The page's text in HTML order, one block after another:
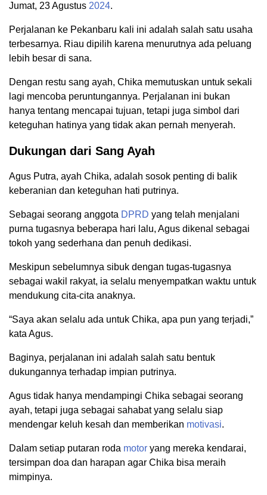
Jumat, 23 Agustus 2024.
Perjalanan ke Pekanbaru kali ini adalah salah satu usaha
terbesarnya. Riau dipilih karena menurutnya ada peluang
lebih besar di sana.
Dengan restu sang ayah, Chika memutuskan untuk sekali
lagi mencoba peruntungannya. Perjalanan ini bukan
hanya tentang mencapai tujuan, tetapi juga simbol dari
keteguhan hatinya yang tidak akan pernah menyerah.
Dukungan dari Sang Ayah
Agus Putra, ayah Chika, adalah sosok penting di balik
keberanian dan keteguhan hati putrinya.
Sebagai seorang anggota DPRD yang telah menjalani
purna tugasnya beberapa hari lalu, Agus dikenal sebagai
tokoh yang sederhana dan penuh dedikasi.
Meskipun sebelumnya sibuk dengan tugas-tugasnya
sebagai wakil rakyat, ia selalu menyempatkan waktu untuk
mendukung cita-cita anaknya.
“Saya akan selalu ada untuk Chika, apa pun yang terjadi,”
kata Agus.
Baginya, perjalanan ini adalah salah satu bentuk
dukungannya terhadap impian putrinya.
Agus tidak hanya mendampingi Chika sebagai seorang
ayah, tetapi juga sebagai sahabat yang selalu siap
mendengar keluh kesah dan memberikan motivasi.
Dalam setiap putaran roda motor yang mereka kendarai,
tersimpan doa dan harapan agar Chika bisa meraih
mimpinya.